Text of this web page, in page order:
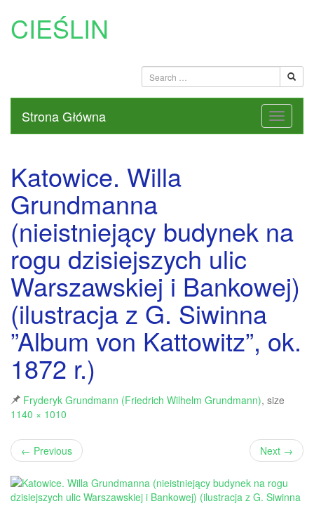
CIEŚLIN
Strona Główna
Katowice. Willa
Grundmanna
(nieistniejący budynek na
rogu dzisiejszych ulic
Warszawskiej i Bankowej)
(ilustracja z G. Siwinna
”Album von Kattowitz”, ok.
1872 r.)
Fryderyk Grundmann (Friedrich Wilhelm Grundmann), size
1140 × 1010
← Previous Next →